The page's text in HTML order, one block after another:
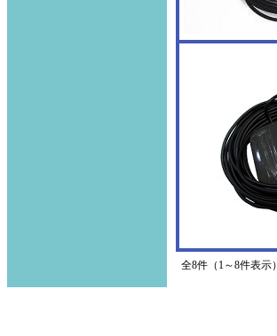
全8件（1～8件表示）